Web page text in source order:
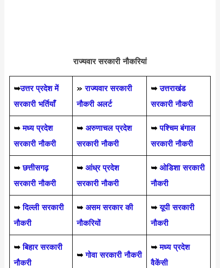
राज्यवार सरकारी नौकरियां
➥उत्तर प्रदेश में
सरकारी भर्तियाँ
»राज्यवार सरकारी
नौकरी अलर्ट
➥ उत्तराखंड
सरकारी नौकरी
➥ मध्य प्रदेश
सरकारी नौकरी
➥ अरुणाचल प्रदेश
सरकारी नौकरी
➥ पश्चिम बंगाल
सरकारी नौकरी
➥ छत्तीसगढ़
सरकारी नौकरी
➥ आंध्र प्रदेश
सरकारी नौकरी
➥ ओडिशा सरकारी
नौकरी
➥ दिल्ली सरकारी
नौकरी
➥ असम सरकार की
नौकरियों
➥ यूपी सरकारी
नौकरी
➥बिहार सरकारी
नौकरी
➥गोवा सरकारी नौकरी
➥ मध्य प्रदेश
वैकेंसी